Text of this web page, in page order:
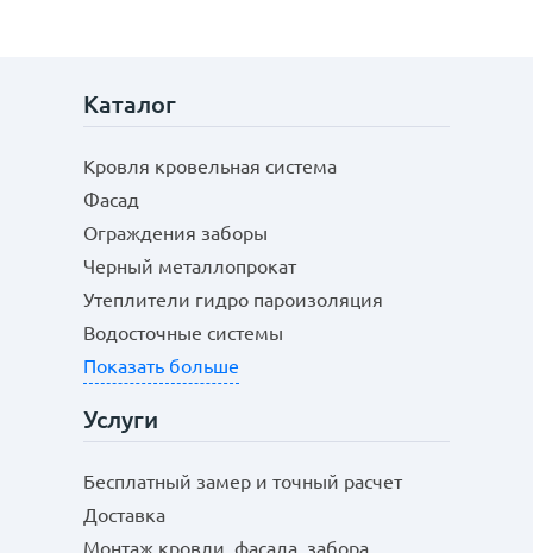
Каталог
Кровля кровельная система
Фасад
Ограждения заборы
Черный металлопрокат
Утеплители гидро пароизоляция
Водосточные системы
Показать больше
Услуги
Бесплатный замер и точный расчет
Доставка
Монтаж кровли, фасада, забора